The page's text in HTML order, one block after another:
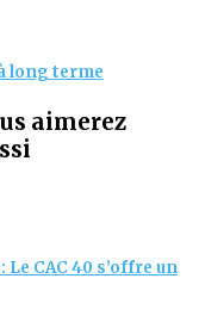
long terme
aimerez
CAC 40 s’offre un